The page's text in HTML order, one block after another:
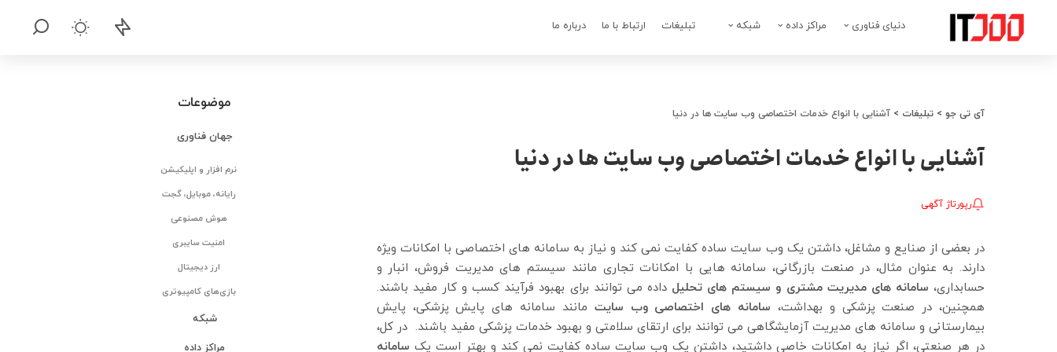
دنیای فناوری مراکز داده شبکه تبلیغات ارتباط با ما درباره ما
آی تی جو > تبلیغات > آشنایی با انواع خدمات اختصاصی وب سایت ها در دنیا
آشنایی با انواع خدمات اختصاصی وب سایت ها در دنیا
رپورتاژ آگهی
در بعضی از صنایع و مشاغل، داشتن یک وب سایت ساده کفایت نمی کند و نیاز به سامانه های اختصاصی با امکانات ویژه
دارند. به عنوان مثال، در صنعت بازرگانی، سامانه هایی با امکانات تجاری مانند سیستم های مدیریت فروش، انبار و
حسابداری، سامانه های مدیریت مشتری و سیستم های تحلیل داده می توانند برای بهبود فرآیند کسب و کار مفید باشند.
همچنین، در صنعت پزشکی و بهداشت، سامانه های اختصاصی وب سایت مانند سامانه های پایش پزشکی، پایش
بیمارستانی و سامانه های مدیریت آزمایشگاهی می توانند برای ارتقای سلامتی و بهبود خدمات پزشکی مفید باشند. در کل،
در هر صنعتی، اگر نیاز به امکانات خاصی داشتید، داشتن یک وب سایت ساده کفایت نمی کند و بهتر است یک سامانه
موضوعات
جهان فناوری
نرم افزار و اپلیکیشن
رایانه، موبایل، گجت
هوش مصنوعی
امنیت سایبری
ارز دیجیتال
بازی‌های کامپیوتری
شبکه
مراکز داده